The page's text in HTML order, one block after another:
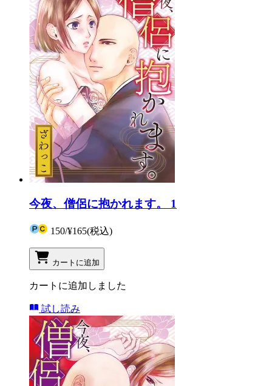
今夜、僧侶に抱かれます。 1
150/¥165(税込)
カートに追加
カートに追加しました
試し読み